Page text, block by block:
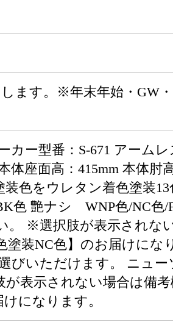
ます。※年末年始・GW
ー型番：S-671 アームレ
体座面高：415mm 本体肘
色をウレタン着色塗装
色 艶ナシ WNP色/NC色/
※選択肢が表示されな
装NC色】のお届けにな
びいただけます。 ニュー
表示されない場合は備
になります。